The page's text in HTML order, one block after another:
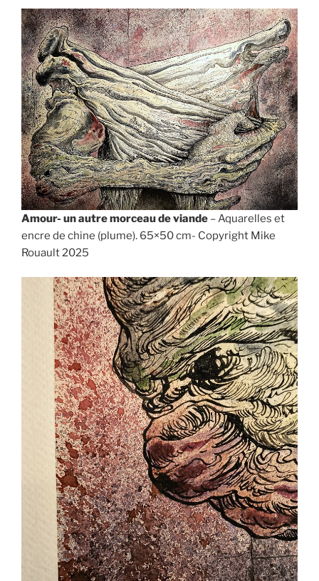
Amour- un autre morceau de viande – Aquarelles et
encre de chine (plume). 65×50 cm- Copyright Mike
Rouault 2025